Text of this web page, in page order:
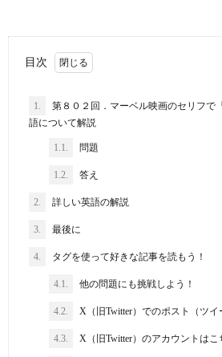
目次
1.
第８０２回．マーベル映画のセリフで
語について解説
1.1. 問題
1.2. 答え
2. 詳しい英語の解説
3. 最後に
4. タグを使って好きな記事を読もう！
4.1. 他の問題にも挑戦しよう！
4.2. X（旧Twitter）でのポスト（ツイ
4.3. X（旧Twitter）のアカウントはこ